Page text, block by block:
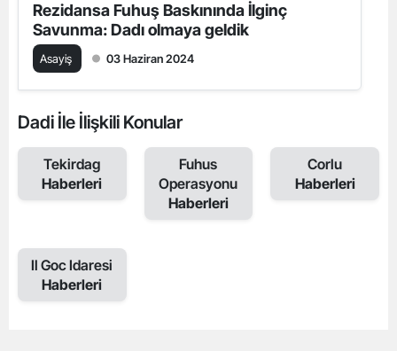
Rezidansa Fuhuş Baskınında İlginç
Savunma: Dadı olmaya geldik
Asayiş 03 Haziran 2024
Dadi İle İlişkili Konular
Tekirdag
Haberleri
Fuhus
Operasyonu
Haberleri
Corlu
Haberleri
Il Goc Idaresi
Haberleri